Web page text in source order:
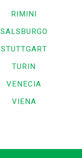
RIMINI
SALSBURGO
STUTTGART
TURIN
VENECIA
VIENA